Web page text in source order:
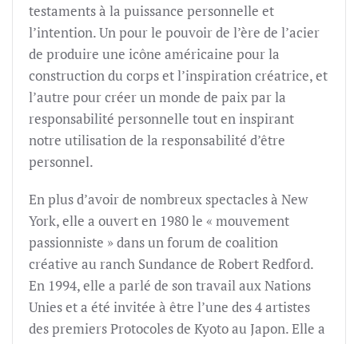
testaments à la puissance personnelle et
l’intention. Un pour le pouvoir de l’ère de l’acier
de produire une icône américaine pour la
construction du corps et l’inspiration créatrice, et
l’autre pour créer un monde de paix par la
responsabilité personnelle tout en inspirant
notre utilisation de la responsabilité d’être
personnel.
En plus d’avoir de nombreux spectacles à New
York, elle a ouvert en 1980 le « mouvement
passionniste » dans un forum de coalition
créative au ranch Sundance de Robert Redford.
En 1994, elle a parlé de son travail aux Nations
Unies et a été invitée à être l’une des 4 artistes
des premiers Protocoles de Kyoto au Japon. Elle a